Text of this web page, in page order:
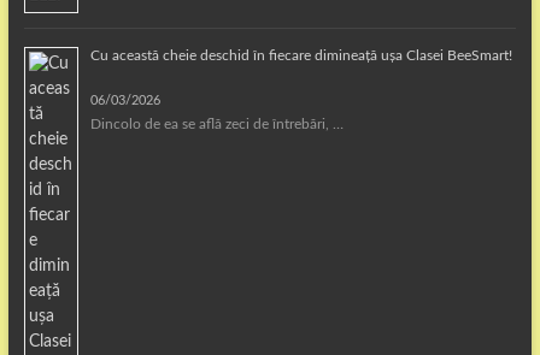
Cu această cheie deschid în fiecare dimineață ușa Clasei BeeSmart!
06/03/2026
Dincolo de ea se află zeci de întrebări, …